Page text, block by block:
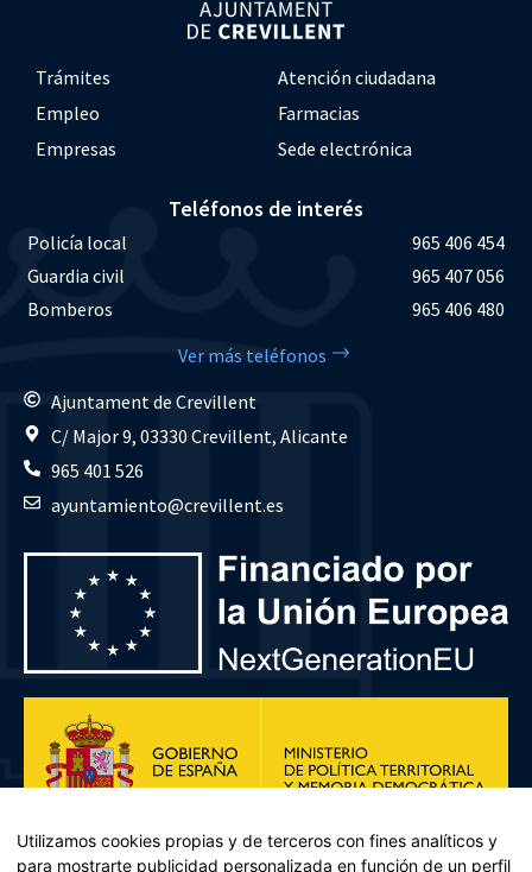
Trámites
Atención ciudadana
Empleo
Farmacias
Empresas
Sede electrónica
Teléfonos de interés
Policía local
965 406 454
Guardia civil
965 407 056
Bomberos
965 406 480
Ver más teléfonos
Ajuntament de Crevillent
C/ Major 9, 03330 Crevillent, Alicante
965 401 526
ayuntamiento@crevillent.es
Utilizamos cookies propias y de terceros con fines analíticos y
para mostrarte publicidad personalizada en función de un perfil